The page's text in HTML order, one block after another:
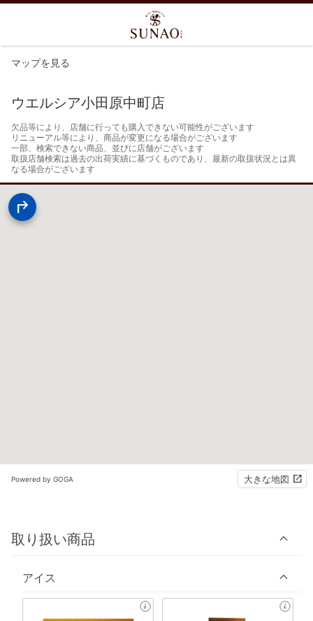
マップを見る
ウエルシア小田原中町店
欠品等により、店舗に行っても購入できない可能性がございます
リニューアル等により、商品が変更になる場合がございます
一部、検索できない商品、並びに店舗がございます
取扱店舗検索は過去の出荷実績に基づくものであり、最新の取扱状況とは異
なる場合がございます
Powered by GOGA 大きな地図
取り扱い商品
アイス